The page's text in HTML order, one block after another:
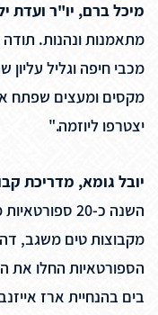
מיכל ברם, יו"ר ועדת
מתאמנות ונהנות.
מכבי חיפה וגליל
מקסים ומעצים שפתח
יצטרפו ליוזמה."
יובל גומא, מדריכת
מקבוצות טים משגב, דה
הספורטאיות החלו את
בים בהנחיית ארז